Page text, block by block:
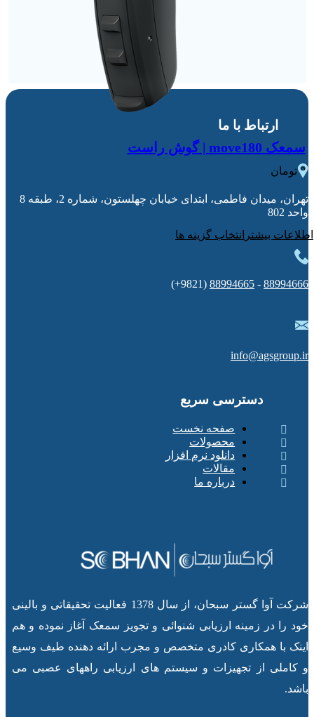
سمعک move180 | گوش راست
0 تومان
انتخاب گزینه ها
ارتباط با ما
تهران، میدان فاطمی، ابتدای خیابان چهلستون، شماره 2، طبقه 8
واحد 802
88994666
-
88994665
(9821+)
info@agsgroup.ir
دسترسی سریع
صفحه نخست
محصولات
دانلود نرم افزار
مقالات
درباره ما
شرکت آوا گستر سبحان، از سال 1378 فعالیت تحقیقاتی و بالینی
خود را در زمینه ارزیابی شنوائی و تجویز سمعک آغاز نموده و هم
اینک با همکاری کادری متخصص و مجرب ارائه دهنده طیف وسیع
و کاملی از تجهیزات و سیستم های ارزیابی راههای عصبی می
باشد.